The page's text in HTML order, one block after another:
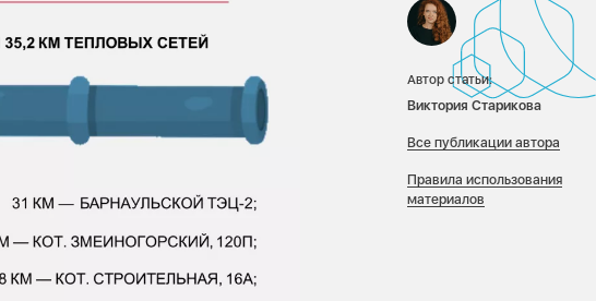
Автор статьи:
Виктория Старикова
Все публикации автора
Правила использования
материалов